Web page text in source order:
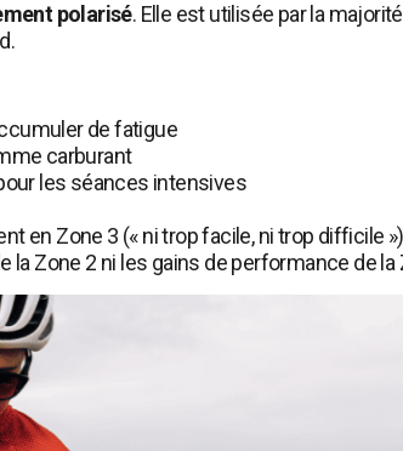
polarisé. Elle est utilisée par la
de fatigue
carburant
les séances intensives
en Zone 3 (« ni trop facile, ni trop difficile
la Zone 2 ni les gains de performance de la